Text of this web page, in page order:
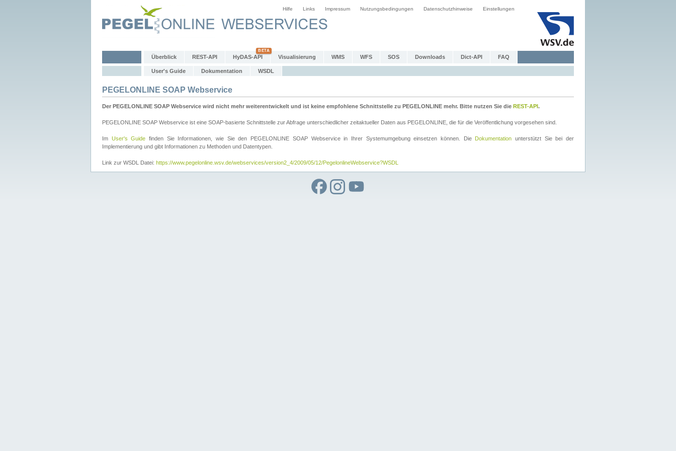
Hilfe Links Impressum Nutzungsbedingungen Datenschutzhinweise Einstellungen
Überblick REST-API HyDAS-API Visualisierung WMS WFS SOS Downloads Dict-API FAQ
User's Guide Dokumentation WSDL
PEGELONLINE SOAP Webservice
Der PEGELONLINE SOAP Webservice wird nicht mehr weiterentwickelt und ist keine empfohlene Schnittstelle zu PEGELONLINE mehr. Bitte nutzen Sie die REST-API.
PEGELONLINE SOAP Webservice ist eine SOAP-basierte Schnittstelle zur Abfrage unterschiedlicher zeitaktueller Daten aus PEGELONLINE, die für die Veröffentlichung vorgesehen sind.
Im User's Guide finden Sie Informationen, wie Sie den PEGELONLINE SOAP Webservice in Ihrer Systemumgebung einsetzen können. Die Dokumentation unterstützt Sie bei der
Implementierung und gibt Informationen zu Methoden und Datentypen.
Link zur WSDL Datei: https://www.pegelonline.wsv.de/webservices/version2_4/2009/05/12/PegelonlineWebservice?WSDL